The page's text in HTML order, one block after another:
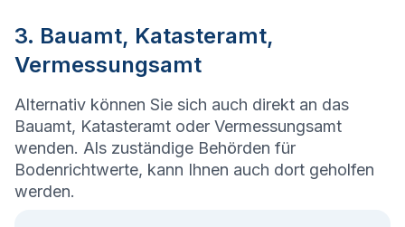
3. Bauamt, Katasteramt,
Vermessungsamt
Alternativ können Sie sich auch direkt an das
Bauamt, Katasteramt oder Vermessungsamt
wenden. Als zuständige Behörden für
Bodenrichtwerte, kann Ihnen auch dort geholfen
werden.